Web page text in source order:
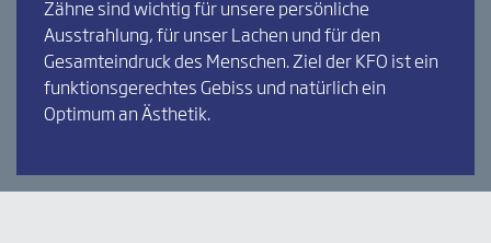
Zähne sind wichtig für unsere persönliche
Ausstrahlung, für unser Lachen und für den
Gesamteindruck des Menschen. Ziel der KFO ist ein
funktionsgerechtes Gebiss und natürlich ein
Optimum an Ästhetik.